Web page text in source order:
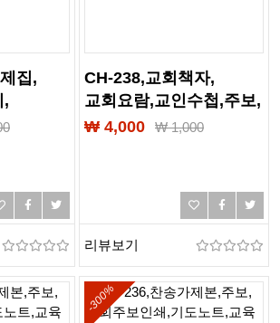
집,
,
서,
쇄,제본,
백제본,
쇄
CH-238,교회책자,
교회요람,교인수첩,주보,
교회주보인쇄,기도노트,
여름성경학교,
성경학교교재,인쇄,제본,
출력,칼라제본,흑백제본
₩ 4,000 ₩1,000
리뷰보기
-300%